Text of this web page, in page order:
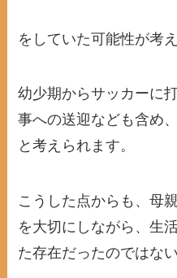
をしていた可能性が考
幼少期からサッカーに
事への送迎なども含め
と考えられます。
こうした点からも、母
を大切にしながら、生
た存在だったのではな